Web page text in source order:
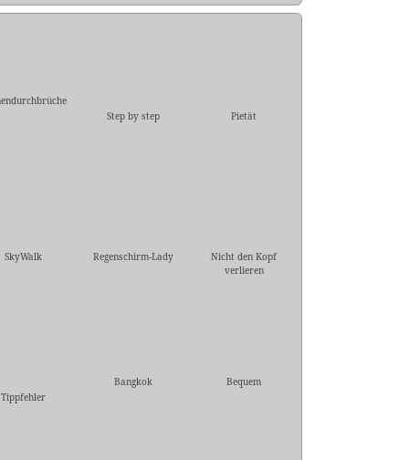
Step by step
Pietät
SkyWalk Regenschirm-Lady
Nicht den Kopf
verlieren
Tippfehler
Bangkok Bequem